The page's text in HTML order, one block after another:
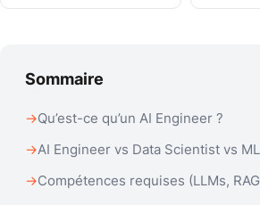
Sommaire
Qu’est-ce qu’un AI Engineer ?
AI Engineer vs Data Scientist vs
Compétences requises (LLMs,